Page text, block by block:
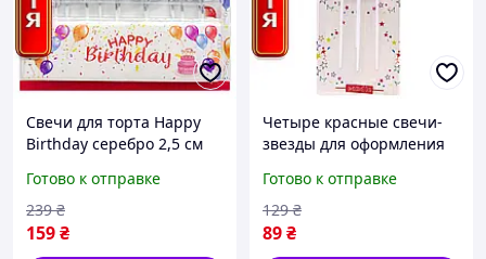
Свечи для торта Happy
Birthday серебро 2,5 см
надпись на день
рождения
Готово к отправке
159₴
239 ₴
Четыре красные свечи-
звезды для оформления
или торта на любое
событие
Готово к отправке
89₴
129 ₴